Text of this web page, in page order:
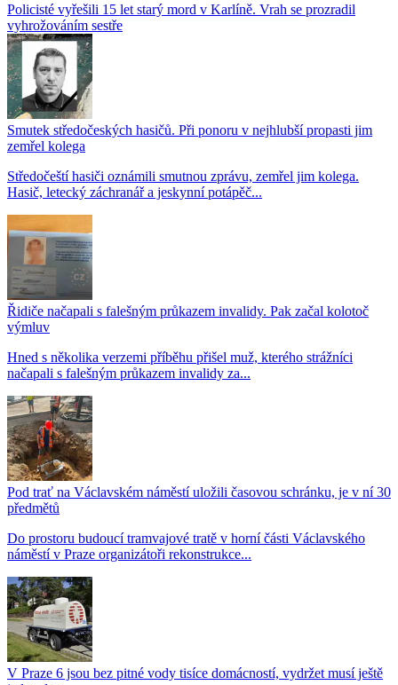
Policisté vyřešili 15 let starý mord v Karlíně. Vrah se prozradil
vyhrožováním sestře
Smutek středočeských hasičů. Při ponoru v nejhlubší propasti jim
zemřel kolega
Středočeští hasiči oznámili smutnou zprávu, zemřel jim kolega.
Hasič, letecký záchranář a jeskynní potápěč...
Řidiče načapali s falešným průkazem invalidy. Pak začal kolotoč
výmluv
Hned s několika verzemi příběhu přišel muž, kterého strážníci
načapali s falešným průkazem invalidy za...
Pod trať na Václavském náměstí uložili časovou schránku, je v ní 30
předmětů
Do prostoru budoucí tramvajové tratě v horní části Václavského
náměstí v Praze organizátoři rekonstrukce...
V Praze 6 jsou bez pitné vody tisíce domácností, vydržet musí ještě